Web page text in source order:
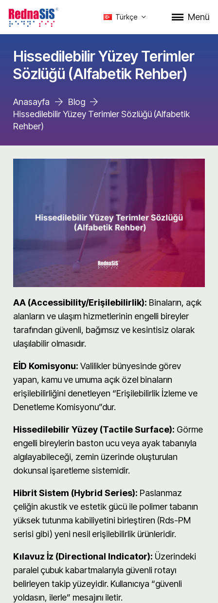
Türkçe Menü
Hissedilebilir Yüzey Terimler
Sözlüğü (Alfabetik Rehber)
Anasayfa
Blog
Hissedilebilir Yüzey Terimler Sözlüğü (Alfabetik
Rehber)
AA (Accessibility/Erişilebilirlik): Binaların, açık
alanların ve ulaşım hizmetlerinin engelli bireyler
tarafından güvenli, bağımsız ve kesintisiz olarak
ulaşılabilir olmasıdır.
EİD Komisyonu: Valilikler bünyesinde görev
yapan, kamu ve umuma açık özel binaların
erişilebilirliğini denetleyen “Erişilebilirlik İzleme ve
Denetleme Komisyonu”dur.
Hissedilebilir Yüzey (Tactile Surface): Görme
engelli bireylerin baston ucu veya ayak tabanıyla
algılayabileceği, zemin üzerinde oluşturulan
dokunsal işaretleme sistemidir.
Hibrit Sistem (Hybrid Series): Paslanmaz
çeliğin akustik ve estetik gücü ile polimer tabanın
yüksek tutunma kabiliyetini birleştiren (Rds-PM
serisi gibi) yeni nesil erişilebilirlik ürünleridir.
Kılavuz İz (Directional Indicator): Üzerindeki
paralel çubuk kabartmalarıyla güvenli rotayı
belirleyen takip yüzeyidir. Kullanıcıya “güvenli
yoldasın, ilerle” mesajını iletir.